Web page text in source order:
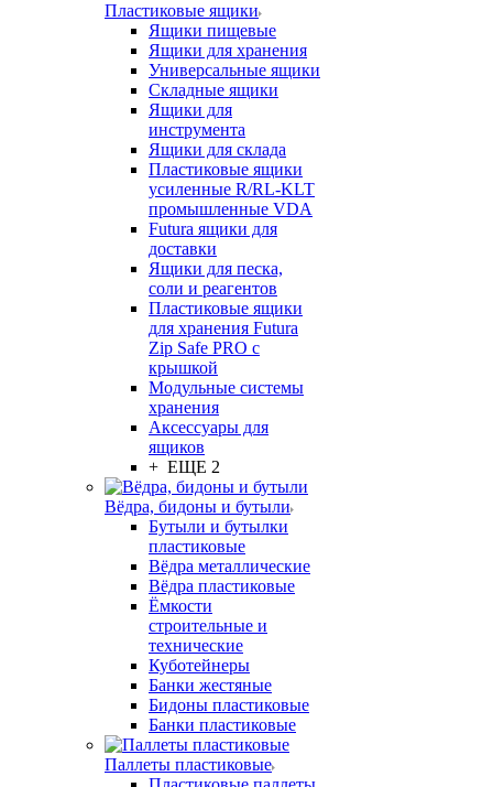
Пластиковые ящики
Ящики пищевые
Ящики для хранения
Универсальные ящики
Складные ящики
Ящики для
инструмента
Ящики для склада
Пластиковые ящики
усиленные R/RL-KLT
промышленные VDA
Futura ящики для
доставки
Ящики для песка,
соли и реагентов
Пластиковые ящики
для хранения Futura
Zip Safe PRO с
крышкой
Модульные системы
хранения
Аксессуары для
ящиков
+ ЕЩЕ 2
Вёдра, бидоны и бутыли
Бутыли и бутылки
пластиковые
Вёдра металлические
Вёдра пластиковые
Ёмкости
строительные и
технические
Куботейнеры
Банки жестяные
Бидоны пластиковые
Банки пластиковые
Паллеты пластиковые